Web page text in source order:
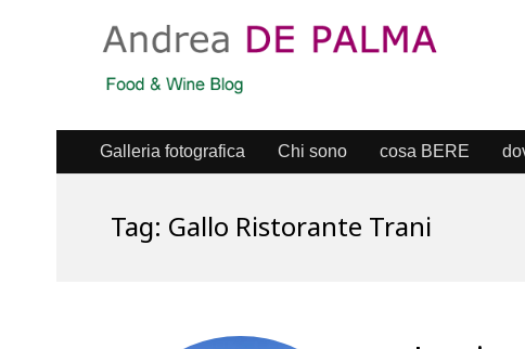
Galleria fotografica Chi sono cosa BERE
Tag: Gallo Ristorante Trani